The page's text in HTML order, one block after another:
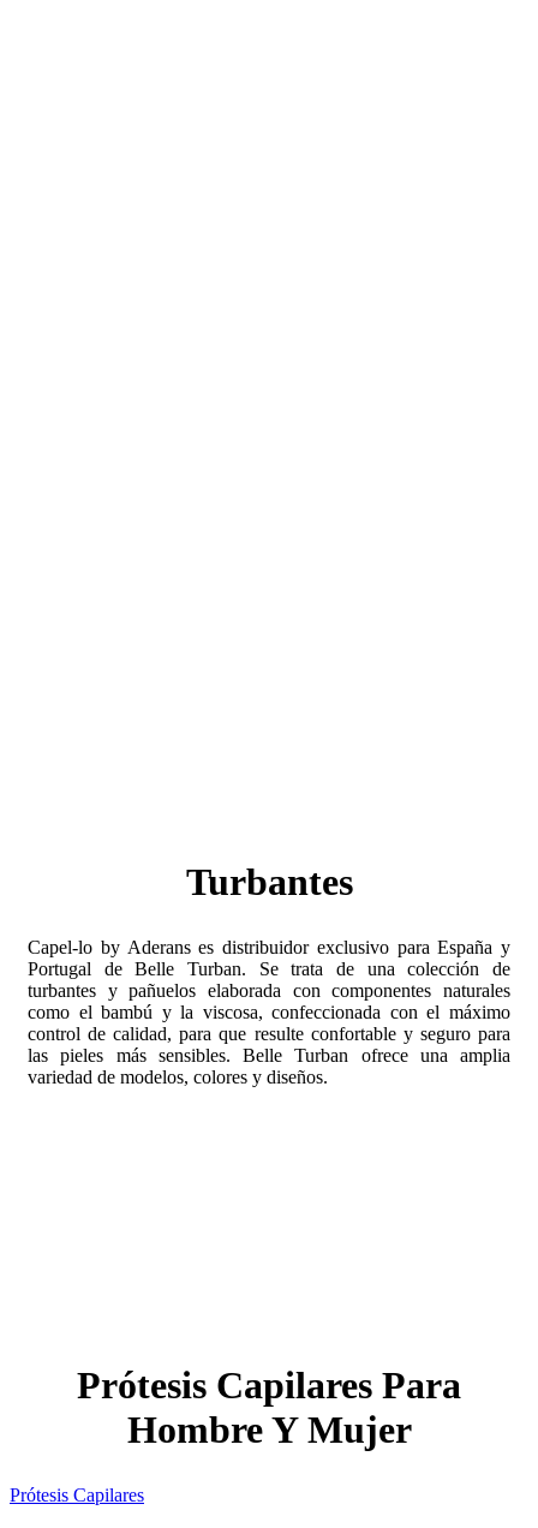
Turbantes
Capel-lo by Aderans es distribuidor exclusivo para España y
Portugal de Belle Turban. Se trata de una colección de
turbantes y pañuelos elaborada con componentes naturales
como el bambú y la viscosa, confeccionada con el máximo
control de calidad, para que resulte confortable y seguro para
las pieles más sensibles. Belle Turban ofrece una amplia
variedad de modelos, colores y diseños.
Prótesis Capilares Para
Hombre Y Mujer
Prótesis Capilares